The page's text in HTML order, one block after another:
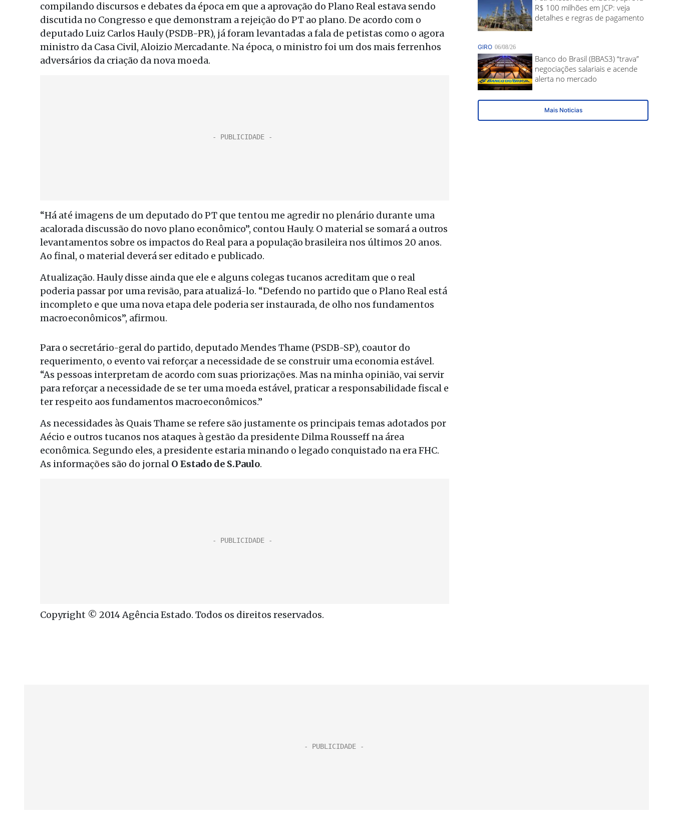
compilando discursos e debates da época em que a aprovação do Plano Real estava sendo
discutida no Congresso e que demonstram a rejeição do PT ao plano. De acordo com o
deputado Luiz Carlos Hauly (PSDB-PR), já foram levantadas a fala de petistas como o agora
ministro da Casa Civil, Aloizio Mercadante. Na época, o ministro foi um dos mais ferrenhos
adversários da criação da nova moeda.
“Há até imagens de um deputado do PT que tentou me agredir no plenário durante uma
acalorada discussão do novo plano econômico”, contou Hauly. O material se somará a outros
levantamentos sobre os impactos do Real para a população brasileira nos últimos 20 anos.
Ao final, o material deverá ser editado e publicado.
Atualização. Hauly disse ainda que ele e alguns colegas tucanos acreditam que o real
poderia passar por uma revisão, para atualizá-lo. “Defendo no partido que o Plano Real está
incompleto e que uma nova etapa dele poderia ser instaurada, de olho nos fundamentos
macroeconômicos”, afirmou.
Para o secretário-geral do partido, deputado Mendes Thame (PSDB-SP), coautor do
requerimento, o evento vai reforçar a necessidade de se construir uma economia estável.
“As pessoas interpretam de acordo com suas priorizações. Mas na minha opinião, vai servir
para reforçar a necessidade de se ter uma moeda estável, praticar a responsabilidade fiscal e
ter respeito aos fundamentos macroeconômicos.”
As necessidades às Quais Thame se refere são justamente os principais temas adotados por
Aécio e outros tucanos nos ataques à gestão da presidente Dilma Rousseff na área
econômica. Segundo eles, a presidente estaria minando o legado conquistado na era FHC.
As informações são do jornal O Estado de S.Paulo.
Copyright © 2014 Agência Estado. Todos os direitos reservados.